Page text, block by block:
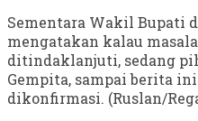
Sementara Wakil Bupati
mengatakan kalau
ditindaklanjuti, sedang
Gempita, sampai berita
dikonfirmasi. (Ruslan/